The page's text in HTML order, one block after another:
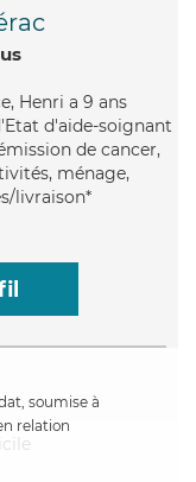
Henri a 9 ans
d'aide-soignant
de cancer,
ménage,
livraison*
soumise à
relation